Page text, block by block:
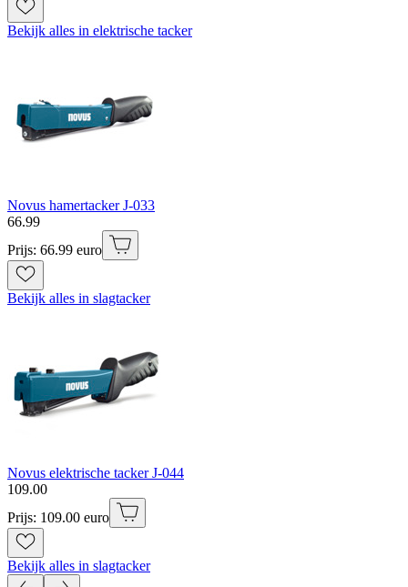
Bekijk alles in elektrische tacker
Novus hamertacker J-033
66.99
Prijs: 66.99 euro
Bekijk alles in slagtacker
Novus elektrische tacker J-044
109.00
Prijs: 109.00 euro
Bekijk alles in slagtacker